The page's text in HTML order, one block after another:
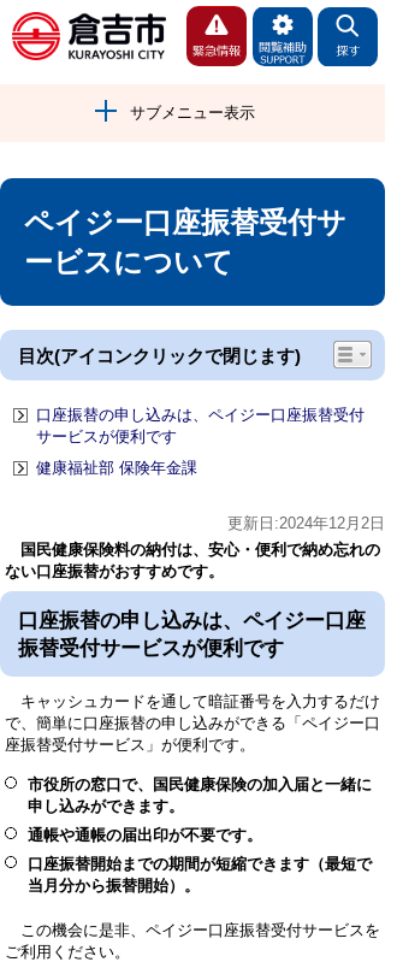
サブメニュー表示
ペイジー口座振替受付サ
ービスについて
目次(アイコンクリックで閉じます)
口座振替の申し込みは、ペイジー口座振替受付
サービスが便利です
健康福祉部 保険年金課
更新日:2024年12月2日
国民健康保険料の納付は、安心・便利で納め忘れの
ない口座振替がおすすめです。
口座振替の申し込みは、ペイジー口座
振替受付サービスが便利です
キャッシュカードを通して暗証番号を入力するだけ
で、簡単に口座振替の申し込みができる「ペイジー口
座振替受付サービス」が便利です。
市役所の窓口で、国民健康保険の加入届と一緒に
申し込みができます。
通帳や通帳の届出印が不要です。
口座振替開始までの期間が短縮できます（最短で
当月分から振替開始）。
この機会に是非、ペイジー口座振替受付サービスを
ご利用ください。